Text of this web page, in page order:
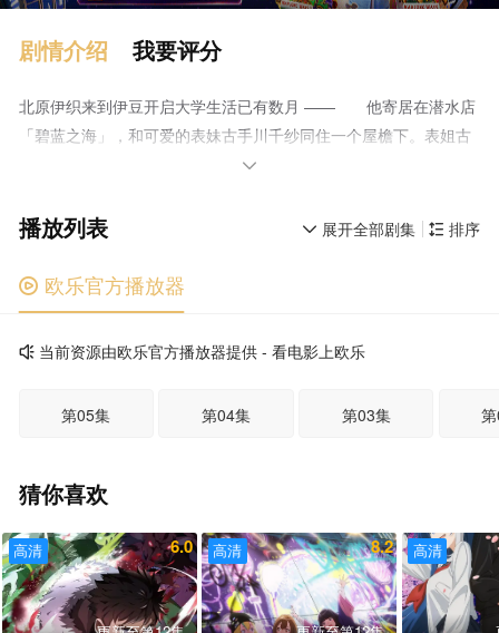
剧情介绍 我要评分
北原伊织来到伊豆开启大学生活已有数月 —— 他寄居在潜水店
「碧蓝之海」，和可爱的表妹古手川千纱同住一个屋檐下。表姐古
手川奈奈华、成熟风情十足的滨冈梓，还有同班同学吉原爱菜也常
只是表面光景，大学生活大半时间都在和一群裸男疯闹狂欢！
壮汉日常一丝不挂、把酒言欢胡闹作乐。长相帅气却是重度宅的今
村耕平，和伊织两个人早就彻底融入社团氛围。 就在这时，奈
重不足。但伊织想起耕平之前说过，没法实时追番所以不想出
式开幕！

 排序
 展开全部剧集
播放列表
 欧乐官方播放器
当前资源由欧乐官方播放器提供 - 看电影上欧乐
第05集 第04集 第03集
猜你喜欢
高清 6.0 高清 8.2 高清